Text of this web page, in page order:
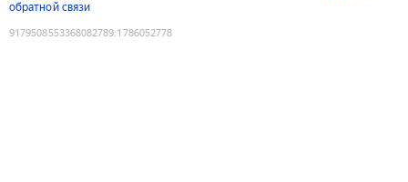
обратной связи
9179508553368082789:1786052778